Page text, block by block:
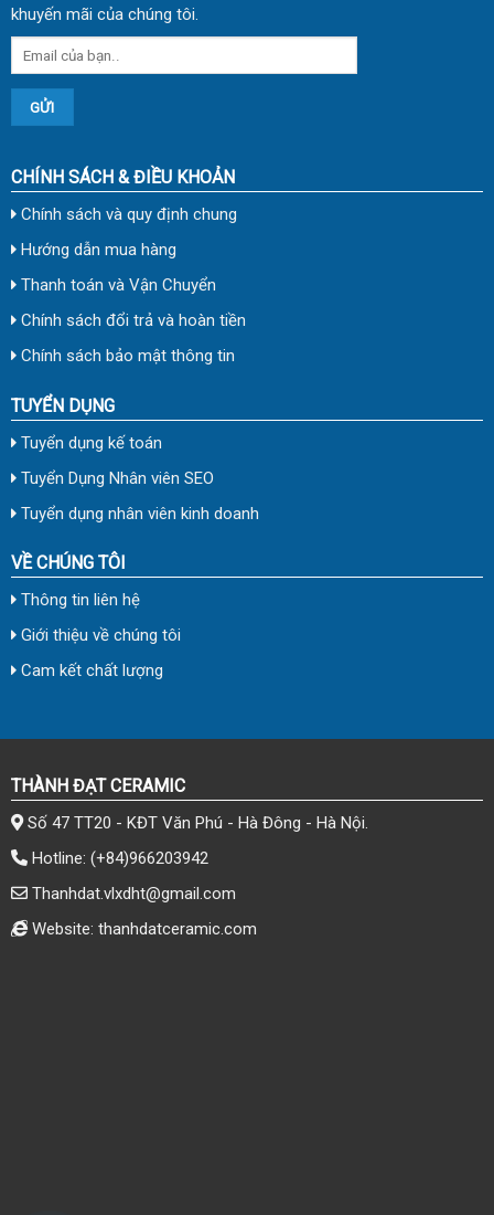
khuyến mãi của chúng tôi.
CHÍNH SÁCH & ĐIỀU KHOẢN
Chính sách và quy định chung
Hướng dẫn mua hàng
Thanh toán và Vận Chuyển
Chính sách đổi trả và hoàn tiền
Chính sách bảo mật thông tin
TUYỂN DỤNG
Tuyển dụng kế toán
Tuyển Dụng Nhân viên SEO
Tuyển dụng nhân viên kinh doanh
VỀ CHÚNG TÔI
Thông tin liên hệ
Giới thiệu về chúng tôi
Cam kết chất lượng
THÀNH ĐẠT CERAMIC
Số 47 TT20 - KĐT Văn Phú - Hà Đông - Hà Nội.
Hotline: (+84)966203942
Thanhdat.vlxdht@gmail.com
Website: thanhdatceramic.com